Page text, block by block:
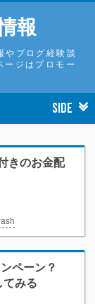
報
やブログ経験談
ージはプロモー
SIDE
きのお金配
ペーン？
みる